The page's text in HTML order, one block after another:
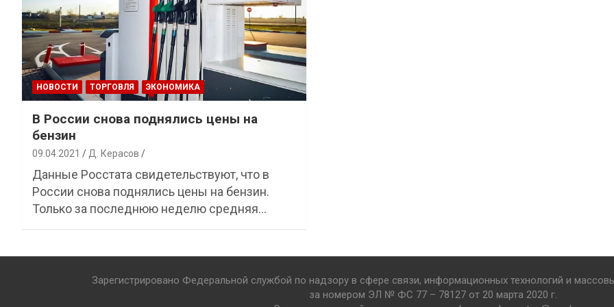
НОВОСТИ ТОРГОВЛЯ ЭКОНОМИКА
В России снова поднялись цены на
бензин
09.04.2021 Д. Керасов
Данные Росстата свидетельствуют, что в
России снова поднялись цены на бензин.
Только за последнюю неделю средняя…
Зарегистрировано Федеральной службой по надзору в сфере связи, информационных технологий и
за номером ЭЛ № ФС 77 – 78127 от 20 марта 2020 г.